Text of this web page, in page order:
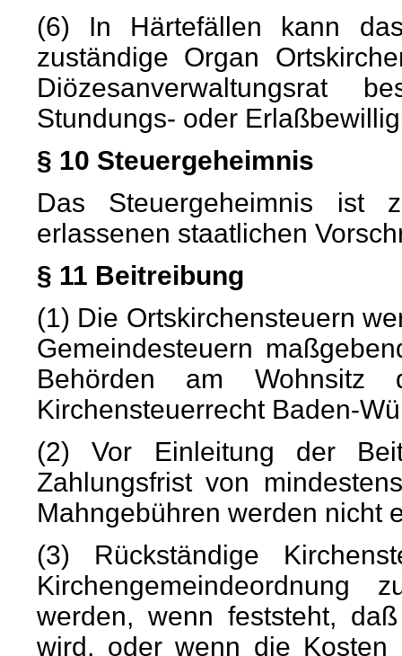
(6) In Härtefällen kann
zuständige Organ
Diözesanverwaltungsrat
Stundungs- oder
§ 10 Steuergeheimnis
Das Steuergeheimnis ist
erlassenen staatlichen
§ 11 Beitreibung
(1) Die Ortskirchensteuern
Gemeindesteuern
Behörden am Wohnsitz
Kirchensteuerrecht Baden-
(2) Vor Einleitung der
Zahlungsfrist von
Mahngebühren werden nicht
(3) Rückständige
Kirchengemeindeordnung
werden, wenn feststeht,
wird, oder wenn die Kosten